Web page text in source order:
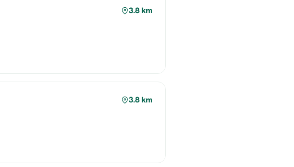
3.8 km
3.8 km